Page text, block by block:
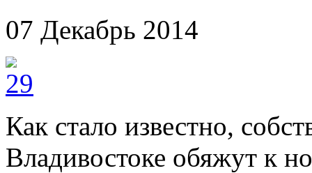
07 Декабрь 2014
Как стало известно,
Владивостоке обяжут к